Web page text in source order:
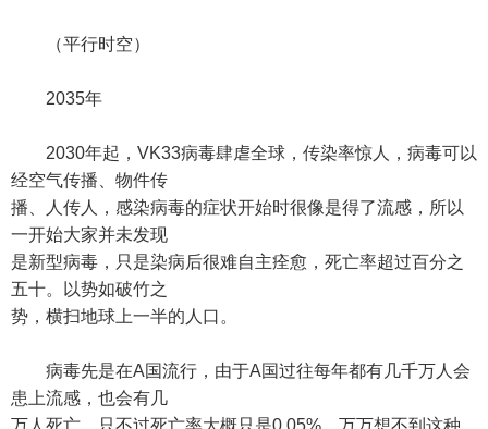
（平行时空）
2035年
2030年起，VK33病毒肆虐全球，传染率惊人，病毒可以
经空气传播、物件传
播、人传人，感染病毒的症状开始时很像是得了流感，所以
一开始大家并未发现
是新型病毒，只是染病后很难自主痊愈，死亡率超过百分之
五十。以势如破竹之
势，横扫地球上一半的人口。
病毒先是在A国流行，由于A国过往每年都有几千万人会
患上流感，也会有几
万人死亡，只不过死亡率大概只是0.05%，万万想不到这种